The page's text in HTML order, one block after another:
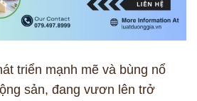
triển mạnh mẽ và bùng nổ
sản, đang vươn lên trở